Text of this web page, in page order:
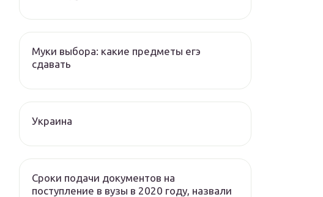
Муки выбора: какие предметы егэ
сдавать
Украина
Сроки подачи документов на
поступление в вузы в 2020 году, назвали